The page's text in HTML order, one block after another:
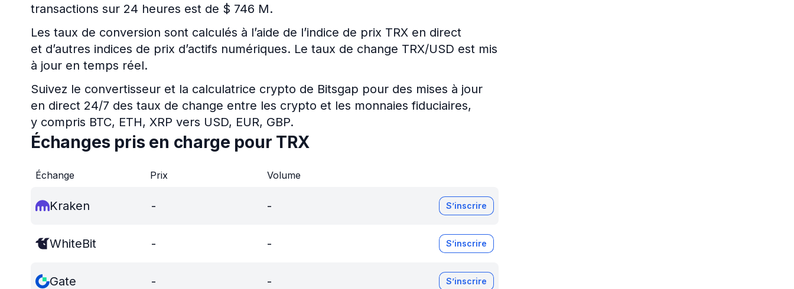
transactions sur 24 heures est de $ 746 M.
Les taux de conversion sont calculés à l’aide de l’indice de prix TRX en direct
et d’autres indices de prix d’actifs numériques. Le taux de change TRX/USD est mis
à jour en temps réel.
Suivez le convertisseur et la calculatrice crypto de Bitsgap pour des mises à jour
en direct 24/7 des taux de change entre les crypto et les monnaies fiduciaires,
y compris BTC, ETH, XRP vers USD, EUR, GBP.
Échanges pris en charge pour TRX
Échange Prix Volume
Kraken - - S’inscrire
WhiteBit - - S’inscrire
Gate - - S’inscrire